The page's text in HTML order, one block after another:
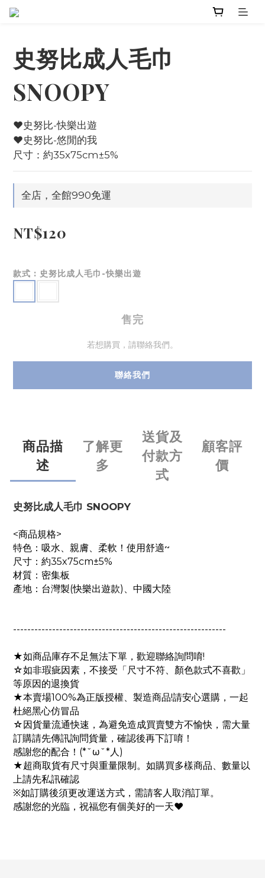
史努比成人毛巾
SNOOPY
♥️史努比-快樂出遊
♥️史努比-悠閒的我
尺寸：約35x75cm±5%
全店，全館990免運
NT$120
款式 : 史努比成人毛巾-快樂出遊
售完
若想購買，請聯絡我們。
聯絡我們
商品描
述
了解更
多
送貨及
付款方
式
顧客評
價
史努比成人毛巾 SNOOPY
<商品規格>
特色：吸水、親膚、柔軟！使用舒適~
尺寸：約35x75cm±5%
材質：密集板
產地：台灣製(快樂出遊款)、中國大陸
------------------------------------------------------------
★如商品庫存不足無法下單，歡迎聯絡詢問唷!
☆如非瑕疵因素，不接受「尺寸不符、顏色款式不喜歡」
等原因的退換貨
★本賣場100%為正版授權、製造商品!請安心選購，一起
杜絕黑心仿冒品
☆因貨量流通快速，為避免造成買賣雙方不愉快，需大量
訂購請先傳訊詢問貨量，確認後再下訂唷！
感謝您的配合！(*ˇωˇ*人)
★超商取貨有尺寸與重量限制。如購買多樣商品、數量以
上請先私訊確認
※如訂購後須更改運送方式，需請客人取消訂單。
感謝您的光臨，祝福您有個美好的一天♥